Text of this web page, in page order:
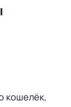
кошелёк,